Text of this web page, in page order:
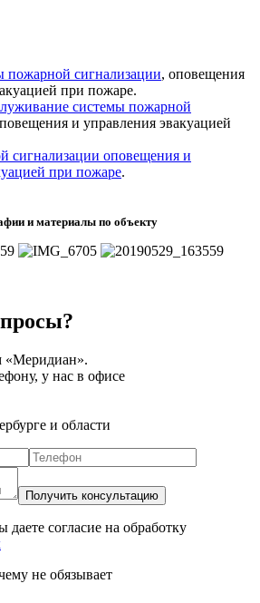
сигнализации, оповещения
при пожаре.
системы пожарной
и управления эвакуацией
сигнализации оповещения и
при пожаре.
и материалы по объекту
«Меридиан».
у нас в офисе
и области
согласие на обработку
не обязывает